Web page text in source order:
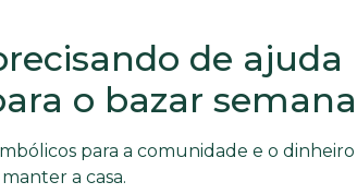
de ajuda
o bazar
para a comunidade e o dinheiro
a casa.